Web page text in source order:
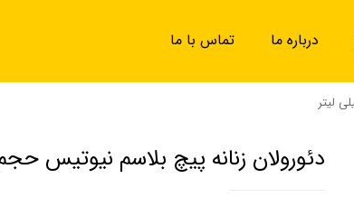
درباره ما تماس با ما
دئورولان زنانه پیچ بلاسم نیوتیس حجم ۵۰ میلی